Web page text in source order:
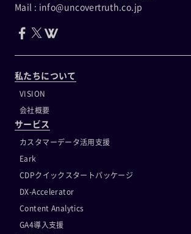
Mail : info@uncovertruth.co.jp
私たちについて
VISION
会社概要
サービス
カスタマーデータ活用支援
Eark
CDPクイックスタートパッケージ
DX-Accelerator
Content Analytics
GA4導入支援